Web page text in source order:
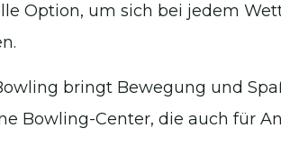
Option, um sich bei jedem
bringt Bewegung und
Bowling-Center, die auch für